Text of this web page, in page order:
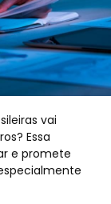
vai
Essa
e promete